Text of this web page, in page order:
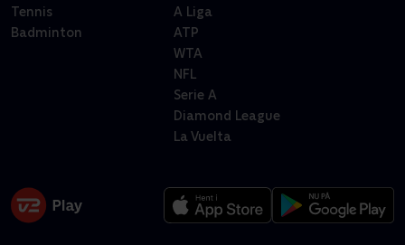
Tennis
Badminton
A Liga
ATP
WTA
NFL
Serie A
Diamond League
La Vuelta